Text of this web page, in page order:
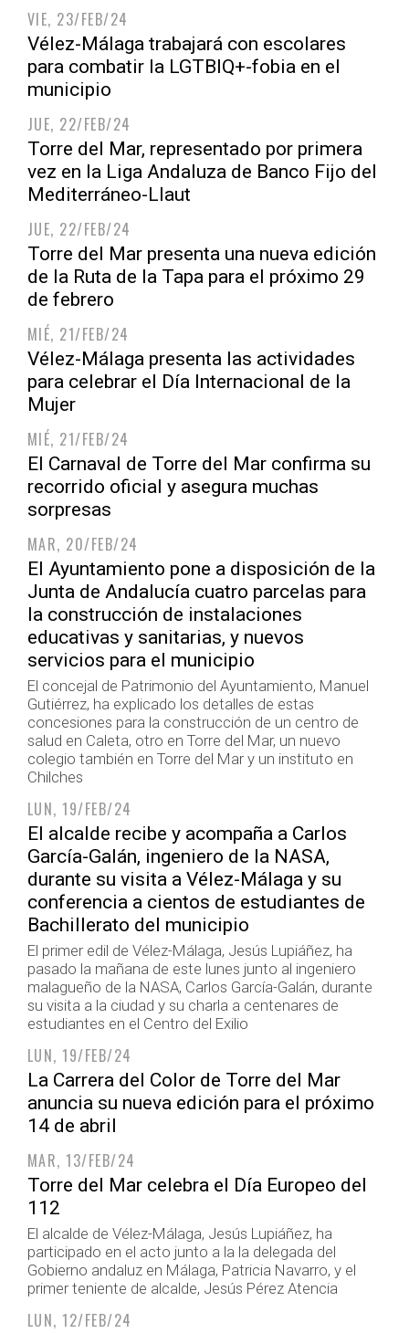
VIE, 23/FEB/24
Vélez-Málaga trabajará con escolares
para combatir la LGTBIQ+-fobia en el
municipio
JUE, 22/FEB/24
Torre del Mar, representado por primera
vez en la Liga Andaluza de Banco Fijo del
Mediterráneo-Llaut
JUE, 22/FEB/24
Torre del Mar presenta una nueva edición
de la Ruta de la Tapa para el próximo 29
de febrero
MIÉ, 21/FEB/24
Vélez-Málaga presenta las actividades
para celebrar el Día Internacional de la
Mujer
MIÉ, 21/FEB/24
El Carnaval de Torre del Mar confirma su
recorrido oficial y asegura muchas
sorpresas
MAR, 20/FEB/24
El Ayuntamiento pone a disposición de la
Junta de Andalucía cuatro parcelas para
la construcción de instalaciones
educativas y sanitarias, y nuevos
servicios para el municipio
El concejal de Patrimonio del Ayuntamiento, Manuel
Gutiérrez, ha explicado los detalles de estas
concesiones para la construcción de un centro de
salud en Caleta, otro en Torre del Mar, un nuevo
colegio también en Torre del Mar y un instituto en
Chilches
LUN, 19/FEB/24
El alcalde recibe y acompaña a Carlos
García-Galán, ingeniero de la NASA,
durante su visita a Vélez-Málaga y su
conferencia a cientos de estudiantes de
Bachillerato del municipio
El primer edil de Vélez-Málaga, Jesús Lupiáñez, ha
pasado la mañana de este lunes junto al ingeniero
malagueño de la NASA, Carlos García-Galán, durante
su visita a la ciudad y su charla a centenares de
estudiantes en el Centro del Exilio
LUN, 19/FEB/24
La Carrera del Color de Torre del Mar
anuncia su nueva edición para el próximo
14 de abril
MAR, 13/FEB/24
Torre del Mar celebra el Día Europeo del
112
El alcalde de Vélez-Málaga, Jesús Lupiáñez, ha
participado en el acto junto a la la delegada del
Gobierno andaluz en Málaga, Patricia Navarro, y el
primer teniente de alcalde, Jesús Pérez Atencia
LUN, 12/FEB/24